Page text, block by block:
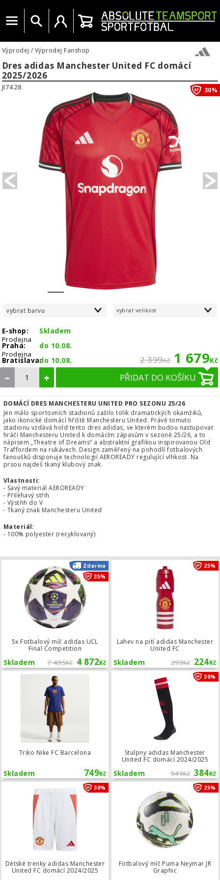
Menu Vyhledat Uživatelský účet
Košík
Výprodej / Výprodej Fanshop
Dres adidas Manchester United FC domácí
2025/2026
PREVIOUS
2 3 4 5 6 7
JI7428 30%
vybrat barvu vybrat velikost
E-shop:
Skladem
Prodejna
Praha:
do 10.08.
Prodejna
Bratislava:do 10.08. 2 399Kč 1 679Kč
– + PŘIDAT DO KOŠÍKU
DOMÁCÍ DRES MANCHESTERU UNITED PRO SEZONU 25/26
Jen málo sportovních stadionů zažilo tolik dramatických okamžiků,
jako ikonické domácí hřiště Manchesteru United. Právě tomuto
stadionu vzdává hold tento dres adidas, ve kterém budou nastupovat
hráči Manchesteru United k domácím zápasům v sezoně 25/26, a to
nápisem „Theatre of Dreams“ a abstraktní grafikou inspirovanou Old
Traffordem na rukávech. Design zaměřený na pohodlí fotbalových
fanoušků disponuje technologií AEROREADY regulující vlhkost. Na
prsou najdeš tkaný klubový znak.
Vlastnosti:
- Savý materiál AEROREADY
- Přiléhavý střih
- Výstřih do V
- Tkaný znak Manchesteru United
Materiál:
- 100% polyester (recyklovaný)
5x Fotbalový míč adidas UCL
Final Competition
7 495Kč 4 872Kč
Skladem
Zdarma
35%
5x Fotbalový míč adidas UCL Final
Lahev na pití adidas Manchester
United FC
299Kč 224Kč
Skladem
25%
Triko Nike FC Barcelona
749Kč
Skladem
Stulpny adidas Manchester
United FC domácí 2024/2025
549Kč 384Kč
Skladem
30%
Dětské trenky adidas Manchester
United FC domácí 2024/2025
30% Dětské trenky adidas Manchester
Fotbalový míč Puma Neymar JR
Graphic
25%